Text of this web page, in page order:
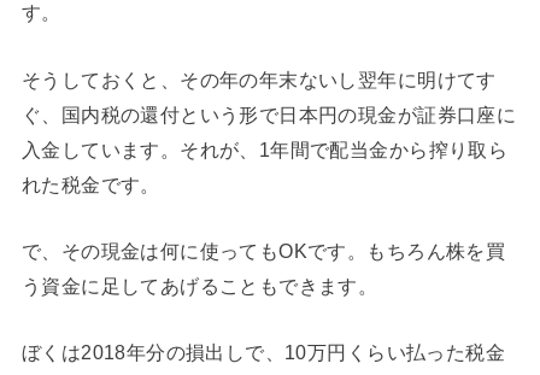
す。
そうしておくと、その年の年末ないし翌年に明けてす
ぐ、国内税の還付という形で日本円の現金が証券口座に
入金しています。それが、1年間で配当金から搾り取ら
れた税金です。
で、その現金は何に使ってもOKです。もちろん株を買
う資金に足してあげることもできます。
ぼくは2018年分の損出しで、10万円くらい払った税金